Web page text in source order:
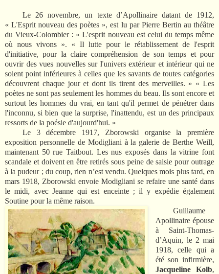
Le 26 novembre, un texte d’Apollinaire datant de 1912,
« L'Esprit nouveau des poètes », est lu par Pierre Bertin au théâtre
du Vieux-Colombier : « L'esprit nouveau est celui du temps même
où nous vivons ». « Il lutte pour le rétablissement de l'esprit
d'initiative, pour la claire compréhension de son temps et pour
ouvrir des vues nouvelles sur l'uni­vers extérieur et intérieur qui ne
soient point inférieures à celles que les savants de toutes catégories
décou­vrent chaque jour et dont ils tirent des merveilles. » « Les
poètes ne sont pas seulement les hommes du beau. Ils sont encore et
surtout les hommes du vrai, en tant qu'il permet de pénétrer dans
l'in­connu, si bien que la surprise, l'inattendu, est un des principaux
ressorts de la poésie d'aujourd'hui. »
Le 3 décembre 1917, Zborowski organise la première
exposition personnelle de Modigliani à la galerie de Berthe Weill,
maintenant 50 rue Taitbout. Les nus exposés dans la vitrine font
scandale et doivent en être retirés sous peine de saisie pour outrage
à la pudeur ; du coup, rien n’est vendu. Quelques mois plus tard, en
mars 1918, Zborowski envoie Modigliani se refaire une santé dans
le midi, avec Jeanne qui est enceinte ; il y expédie également
Soutine pour la même raison.
Guillaume
Apollinaire épouse
à Saint-Thomas-
d’Aquin, le 2 mai
1918, celle qui a
été son infirmière,
Jacqueline Kolb,